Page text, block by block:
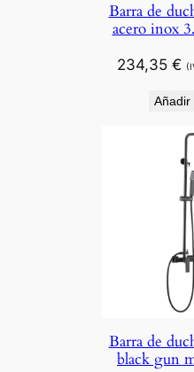
Barra de
acero inox
234,35 €
Añadir
Barra de
black gun